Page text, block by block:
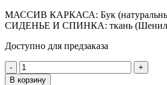
МАССИВ КАРКАСА: Бук
СИДЕНЬЕ И СПИНКА: ткань
Доступно для предзаказа
В корзину